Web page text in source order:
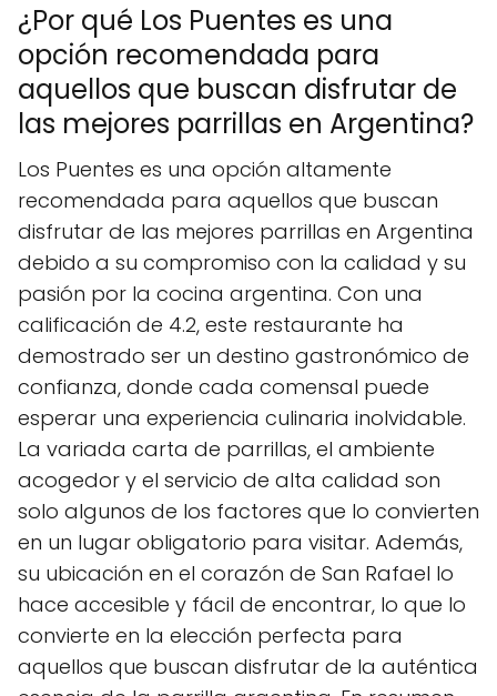
¿Por qué Los Puentes es una
opción recomendada para
aquellos que buscan disfrutar de
las mejores parrillas en Argentina?
Los Puentes es una opción altamente
recomendada para aquellos que buscan
disfrutar de las mejores parrillas en Argentina
debido a su compromiso con la calidad y su
pasión por la cocina argentina. Con una
calificación de 4.2, este restaurante ha
demostrado ser un destino gastronómico de
confianza, donde cada comensal puede
esperar una experiencia culinaria inolvidable.
La variada carta de parrillas, el ambiente
acogedor y el servicio de alta calidad son
solo algunos de los factores que lo convierten
en un lugar obligatorio para visitar. Además,
su ubicación en el corazón de San Rafael lo
hace accesible y fácil de encontrar, lo que lo
convierte en la elección perfecta para
aquellos que buscan disfrutar de la auténtica